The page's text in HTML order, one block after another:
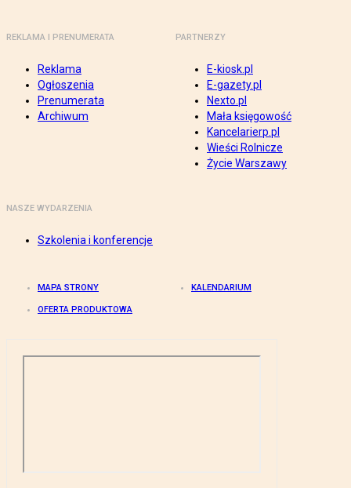
REKLAMA I PRENUMERATA
Reklama
Ogłoszenia
Prenumerata
Archiwum
PARTNERZY
E-kiosk.pl
E-gazety.pl
Nexto.pl
Mała księgowość
Kancelarierp.pl
Wieści Rolnicze
Życie Warszawy
NASZE WYDARZENIA
Szkolenia i konferencje
MAPA STRONY KALENDARIUM
OFERTA PRODUKTOWA